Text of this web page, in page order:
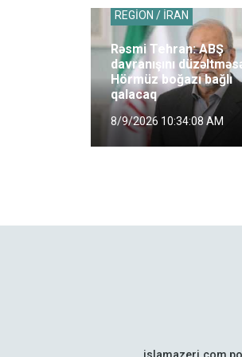
REGİON / İRAN
Rəsmi Tehran: ABŞ
davranışını
Hörmüz boğazı bağlı
qalacaq
8/9/2026 10:34:08 AM